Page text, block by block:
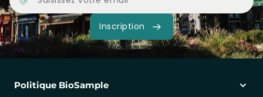
Inscription
Politique BioSample